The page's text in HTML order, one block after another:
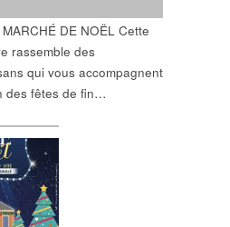
DE NOËL Cette
rassemble des
qui vous accompagnent
des fêtes de fin…